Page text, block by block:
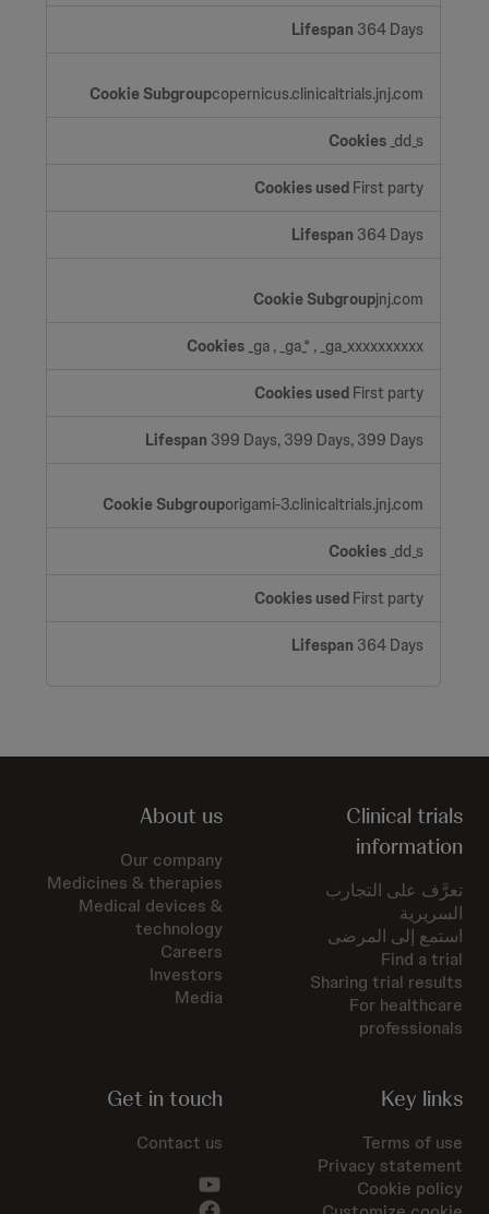
364 Days
copernicus.clinicaltrials.jnj.com
_dd_s
First party
364 Days
jnj.com
_ga , _ga_* , _ga_xxxxxxxxxx
First party
399 Days, 399 Days, 399 Days
origami-3.clinicaltrials.jnj.com
_dd_s
First party
364 Days
Clinical trials
information
تعرَّف على التجارب
السريرية
استمع إلى المرضى
Find a trial
Sharing trial results
For healthcare
professionals
About us
Our company
Medicines & therapies
Medical devices &
technology
Careers
Investors
Media
Key links
Terms of use
Privacy statement
Cookie policy
Get in touch
Contact us